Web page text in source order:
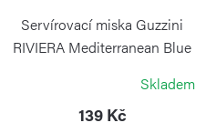
Servírovací miska Guzzini
RIVIERA Mediterranean Blue
Skladem
139 Kč